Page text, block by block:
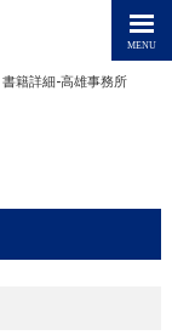
>
書籍詳細-高雄事務所